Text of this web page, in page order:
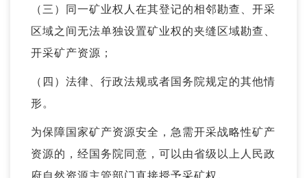
（三）同一矿业权人在其登记的相邻勘查、开采
区域之间无法单独设置矿业权的夹缝区域勘查、
开采矿产资源；
（四）法律、行政法规或者国务院规定的其他情
形。
为保障国家矿产资源安全，急需开采战略性矿产
资源的，经国务院同意，可以由省级以上人民政
府自然资源主管部门直接授予采矿权。